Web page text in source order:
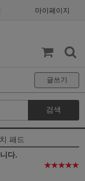
마이페이지
글쓰기
검색
패드
다.
★★★★★